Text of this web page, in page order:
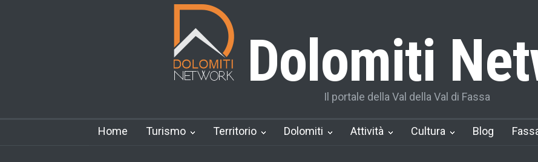
Dolomiti
Il portale della Val della Val di Fassa
Home Turismo Territorio Dolomiti Attività Cultura Blog